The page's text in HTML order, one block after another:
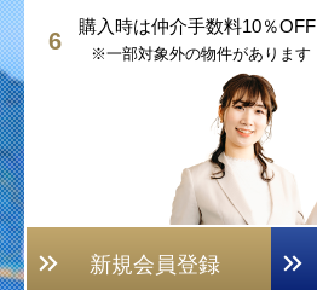
購入時は仲介手数料10％OFF
※一部対象外の物件があります
新規会員登録